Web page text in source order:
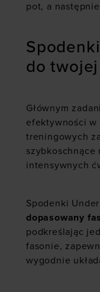
pot, a
do
Głównym
efektywności
treningowych
intensywnych
Spodenki
dopasowany
podkreślając
fasonie,
wygodnie